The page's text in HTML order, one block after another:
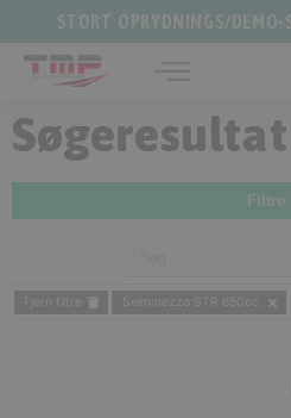
STORT OPRYDNINGS/
Filtre